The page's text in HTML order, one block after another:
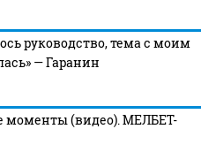
руководство, тема с моим
— Гаранин
моменты (видео). МЕЛБЕТ-